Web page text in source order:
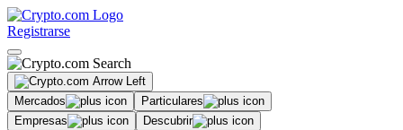
Registrarse
Mercados
Particulares
Empresas
Descubrir